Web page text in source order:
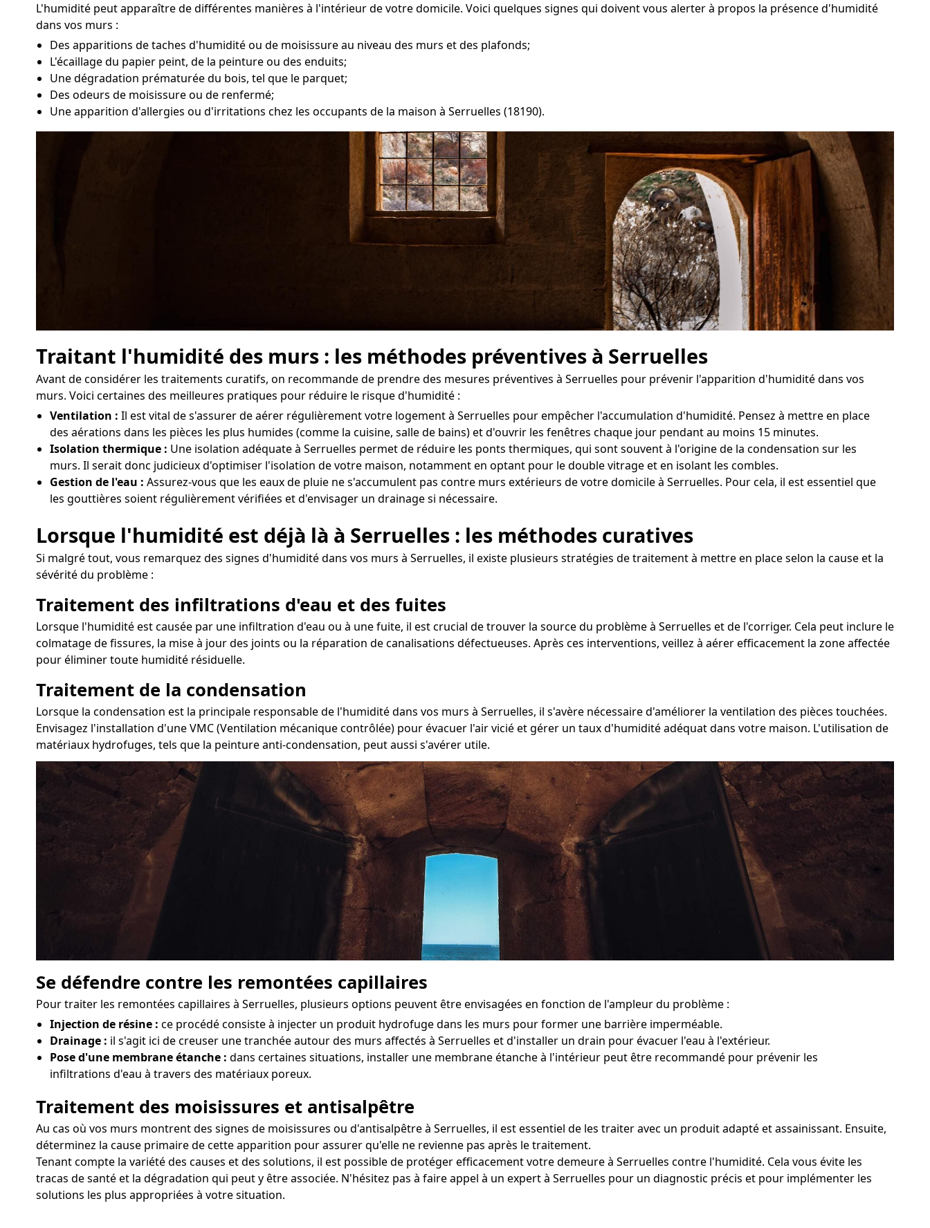
L'humidité peut apparaître de différentes manières à l'intérieur de votre domicile. Voici quelques signes qui doivent vous alerter à propos la présence d'humidité
dans vos murs :
Des apparitions de taches d'humidité ou de moisissure au niveau des murs et des plafonds;
L'écaillage du papier peint, de la peinture ou des enduits;
Une dégradation prématurée du bois, tel que le parquet;
Des odeurs de moisissure ou de renfermé;
Une apparition d'allergies ou d'irritations chez les occupants de la maison à Serruelles (18190).
Traitant l'humidité des murs : les méthodes préventives à Serruelles
Avant de considérer les traitements curatifs, on recommande de prendre des mesures préventives à Serruelles pour prévenir l'apparition d'humidité dans vos
murs. Voici certaines des meilleures pratiques pour réduire le risque d'humidité :
Ventilation : Il est vital de s'assurer de aérer régulièrement votre logement à Serruelles pour empêcher l'accumulation d'humidité. Pensez à mettre en place
des aérations dans les pièces les plus humides (comme la cuisine, salle de bains) et d'ouvrir les fenêtres chaque jour pendant au moins 15 minutes.
Isolation thermique : Une isolation adéquate à Serruelles permet de réduire les ponts thermiques, qui sont souvent à l'origine de la condensation sur les
murs. Il serait donc judicieux d'optimiser l'isolation de votre maison, notamment en optant pour le double vitrage et en isolant les combles.
Gestion de l'eau : Assurez-vous que les eaux de pluie ne s'accumulent pas contre murs extérieurs de votre domicile à Serruelles. Pour cela, il est essentiel que
les gouttières soient régulièrement vérifiées et d'envisager un drainage si nécessaire.
Lorsque l'humidité est déjà là à Serruelles : les méthodes curatives
Si malgré tout, vous remarquez des signes d'humidité dans vos murs à Serruelles, il existe plusieurs stratégies de traitement à mettre en place selon la cause et la
sévérité du problème :
Traitement des infiltrations d'eau et des fuites
Lorsque l'humidité est causée par une infiltration d'eau ou à une fuite, il est crucial de trouver la source du problème à Serruelles et de l'corriger. Cela peut inclure le
colmatage de fissures, la mise à jour des joints ou la réparation de canalisations défectueuses. Après ces interventions, veillez à aérer efficacement la zone affectée
pour éliminer toute humidité résiduelle.
Traitement de la condensation
Lorsque la condensation est la principale responsable de l'humidité dans vos murs à Serruelles, il s'avère nécessaire d'améliorer la ventilation des pièces touchées.
Envisagez l'installation d'une VMC (Ventilation mécanique contrôlée) pour évacuer l'air vicié et gérer un taux d'humidité adéquat dans votre maison. L'utilisation de
matériaux hydrofuges, tels que la peinture anti-condensation, peut aussi s'avérer utile.
Se défendre contre les remontées capillaires
Pour traiter les remontées capillaires à Serruelles, plusieurs options peuvent être envisagées en fonction de l'ampleur du problème :
Injection de résine : ce procédé consiste à injecter un produit hydrofuge dans les murs pour former une barrière imperméable.
Drainage : il s'agit ici de creuser une tranchée autour des murs affectés à Serruelles et d'installer un drain pour évacuer l'eau à l'extérieur.
Pose d'une membrane étanche : dans certaines situations, installer une membrane étanche à l'intérieur peut être recommandé pour prévenir les
infiltrations d'eau à travers des matériaux poreux.
Traitement des moisissures et antisalpêtre
Au cas où vos murs montrent des signes de moisissures ou d'antisalpêtre à Serruelles, il est essentiel de les traiter avec un produit adapté et assainissant. Ensuite,
déterminez la cause primaire de cette apparition pour assurer qu'elle ne revienne pas après le traitement.
Tenant compte la variété des causes et des solutions, il est possible de protéger efficacement votre demeure à Serruelles contre l'humidité. Cela vous évite les
tracas de santé et la dégradation qui peut y être associée. N'hésitez pas à faire appel à un expert à Serruelles pour un diagnostic précis et pour implémenter les
solutions les plus appropriées à votre situation.